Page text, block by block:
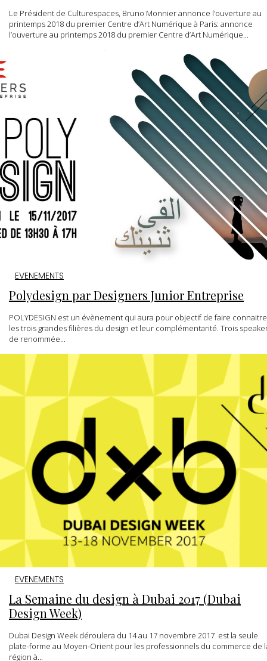
Le Président de Culturespaces, Bruno Monnier annonce l’ouverture au
printemps 2018 du premier Centre d’Art Numérique à Paris: annonce
l’ouverture au printemps 2018 du premier Centre d’Art Numérique...
EVENEMENTS
Polydesign par Designers Junior Entreprise
POLYDESIGN est un évènement qui aura pour objectif de faire connaitre
les trois grandes filières du design et leur complémentarité. Trois
de renommée...
EVENEMENTS
La Semaine du design à Dubai 2017 (Dubai
Design Week)
Dubai Design Week déroulera du 14 au 17 novembre 2017 est la seule
plate-forme au Moyen-Orient pour les professionnels du commerce de
région à...